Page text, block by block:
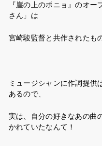
『崖の上のポニョ』のオ
さん」は
宮崎駿監督と共作されたも
ミュージシャンに作詞提供
あるので、
実は、自分の好きなあの曲
かれていたなんて！